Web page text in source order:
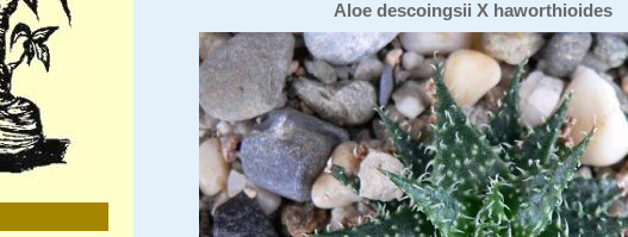
Aloe descoingsii X haworthioides